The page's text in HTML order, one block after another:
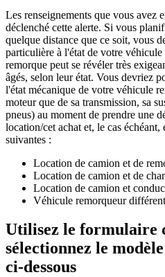
Les renseignements que vous avez
déclenché cette alerte. Si vous
quelque distance que ce soit, vous
particulière à l'état de votre
remorque peut se révéler très
âgés, selon leur état. Vous devriez
l'état mécanique de votre véhicule
moteur que de sa transmission, sa
pneus) au moment de prendre une
location/cet achat et, le cas
suivantes :
Location de camion et de
Location de camion et de
Location de camion et
Véhicule remorqueur différent
Utilisez le formulaire
sélectionnez le
ci-dessous